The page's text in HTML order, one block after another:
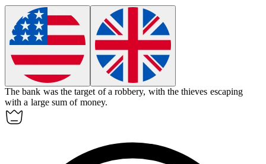
The bank was the target of arobbery, with the thieves escaping
with a large sum of money.